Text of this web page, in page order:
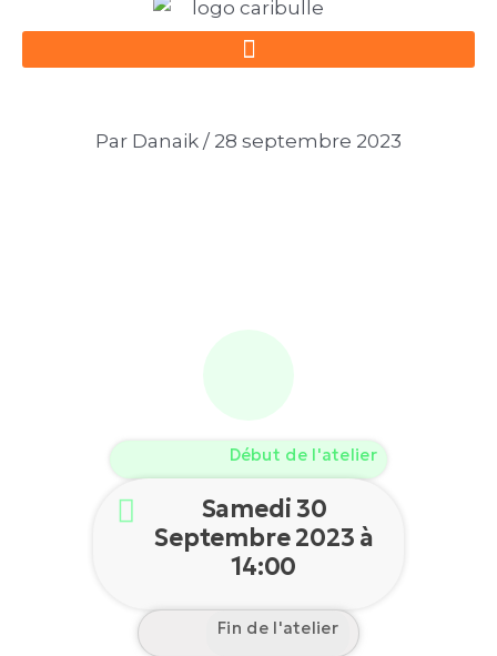
contenu
Par Danaik / 28 septembre 2023
Début de l'atelier
Samedi 30
Septembre 2023 à
14:00
Fin de l'atelier
articles